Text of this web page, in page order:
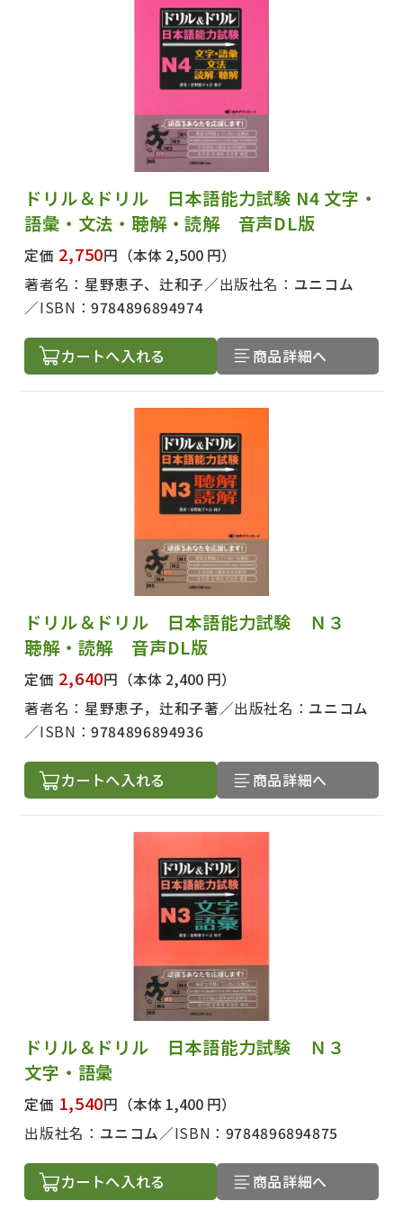
ドリル＆ドリル 日本語能力試験 N4 文字・
語彙・文法・聴解・読解 音声DL版
定価 2,750円 （本体 2,500 円）
著者名： 星野恵子、辻和子 出版社名： ユニコム
ISBN：9784896894974
カートへ入れる 商品詳細へ
ドリル＆ドリル 日本語能力試験 Ｎ３
聴解・読解 音声DL版
定価 2,640円 （本体 2,400 円）
著者名： 星野恵子，辻和子著 出版社名： ユニコム
ISBN：9784896894936
カートへ入れる 商品詳細へ
ドリル＆ドリル 日本語能力試験 Ｎ３
文字・語彙
定価 1,540円 （本体 1,400 円）
出版社名： ユニコム ISBN： 9784896894875
カートへ入れる 商品詳細へ